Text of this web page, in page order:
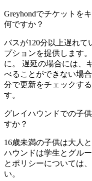
Greyhondでチケットを
何ですか？
バスが120分以上遅れて
プションを提供します
に。 遅延の場合には、
べることができない場
分で更新をチェックす
す。
グレイハウンドでの子
すか？
16歳未満の子供は大人
ハウンドは学生とグル
とポリシーについては
い。